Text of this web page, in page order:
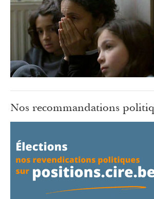
Nos recommandations